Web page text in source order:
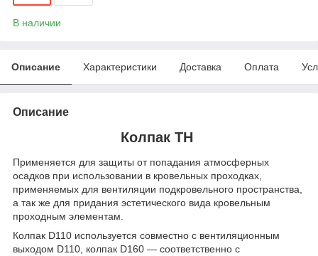
В наличии
Описание Характеристики Доставка Оплата
Описание
Колпак ТН
Применяется для защиты от попадания атмосферных
осадков при использовании в кровельных проходках,
применяемых для вентиляции подкровельного пространства,
а так же для придания эстетического вида кровельным
проходным элементам.
Колпак D110 используется совместно с вентиляционным
выходом D110, колпак D160 — соответственно с